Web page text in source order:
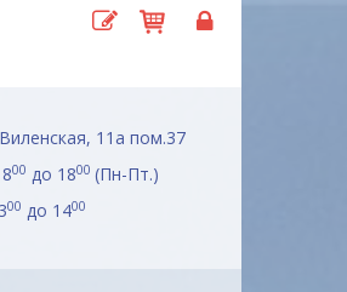
11а пом.37
00 до 1800 (Пн-Пт.)
00 до 1400